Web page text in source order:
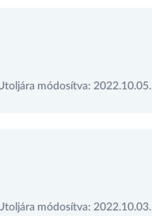
módosítva: 2022.10.05.
módosítva: 2022.10.03.